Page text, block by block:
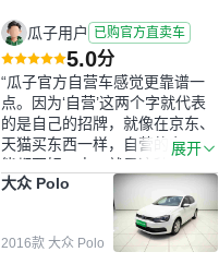
瓜子用户 已购官方直卖车
5.0分
“瓜子官方自营车感觉更靠谱一
点。因为‘自营’这两个字就代表
的是自己的招牌，就像在京东、
天猫买东西一样，自营的东西可
能都要好一点。就是这种刻板印
象吧。一开始买二手车的时候，
我确实有担心过事故车、泡水车
这些问题。瓜子的检测报告其实
并不能完全打消顾虑，因为我也
展开
大众 Polo
2016款 大众 Polo